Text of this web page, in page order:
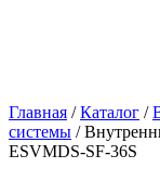
Главная /Каталог /
cистемы /
ESVMDS-SF-36S